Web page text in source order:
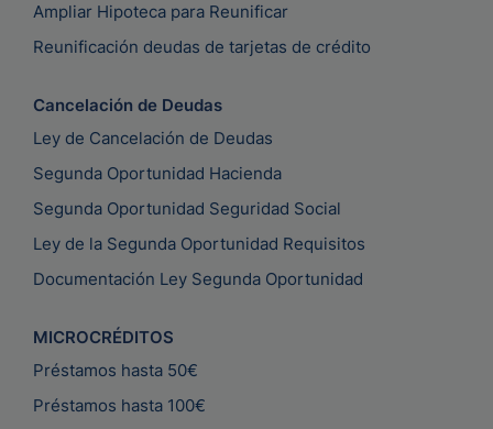
Ampliar Hipoteca para Reunificar
Reunificación deudas de tarjetas de crédito
Cancelación de Deudas
Ley de Cancelación de Deudas
Segunda Oportunidad Hacienda
Segunda Oportunidad Seguridad Social
Ley de la Segunda Oportunidad Requisitos
Documentación Ley Segunda Oportunidad
MICROCRÉDITOS
Préstamos hasta 50€
Préstamos hasta 100€